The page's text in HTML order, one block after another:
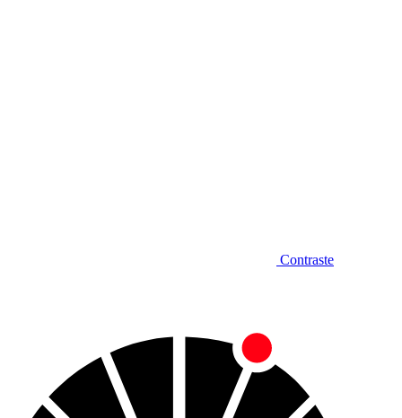
Contraste